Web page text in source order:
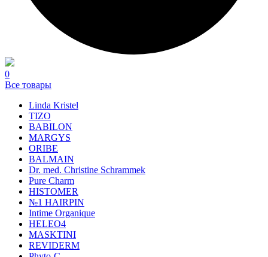
0
Все товары
Linda Kristel
TIZO
BABILON
MARGYS
ORIBE
BALMAIN
Dr. med. Christine Schrammek
Pure Charm
HISTOMER
№1 HAIRPIN
Intime Organique
HELEO4
MASKTINI
REVIDERM